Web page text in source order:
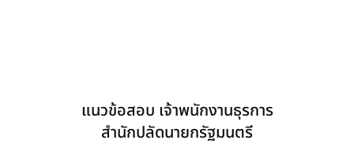
แนวข้อสอบ เจ้าพนักงานธุรการ
สำนักปลัดนายกรัฐมนตรี